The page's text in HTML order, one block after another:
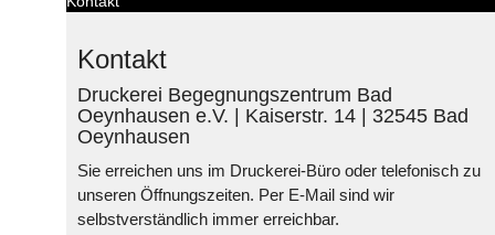
Kontakt
Druckerei Begegnungszentrum Bad
Oeynhausen e.V. | Kaiserstr. 14 | 32545 Bad
Oeynhausen
Sie erreichen uns im Druckerei-Büro oder telefonisch zu
unseren Öffnungszeiten. Per E-Mail sind wir
selbstverständlich immer erreichbar.